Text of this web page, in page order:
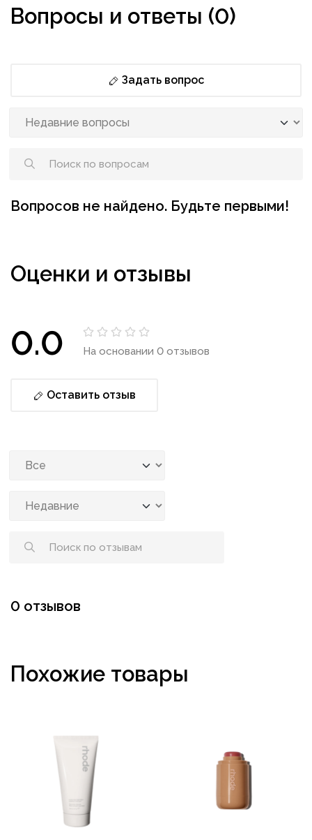
Вопросы и ответы (0)
Задать вопрос
Вопросов не найдено. Будьте первыми!
Оценки и отзывы
0.0 На основании 0 отзывов
Оставить отзыв
0 отзывов
Похожие товары